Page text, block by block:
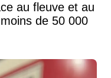
au fleuve et au
de 50 000